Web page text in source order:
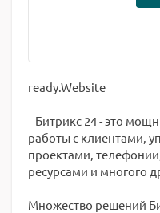
ready.Website
Битрикс 24 - это
работы с клиентами,
проектами,
ресурсами и многого
Множество решений